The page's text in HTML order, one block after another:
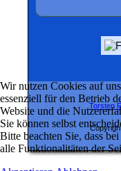
Torsten
Wir nutzen Cookies auf
essenziell für den Betrieb
Website und die
Sie können selbst
Bitte beachten Sie, dass
alle Funktionalitäten der